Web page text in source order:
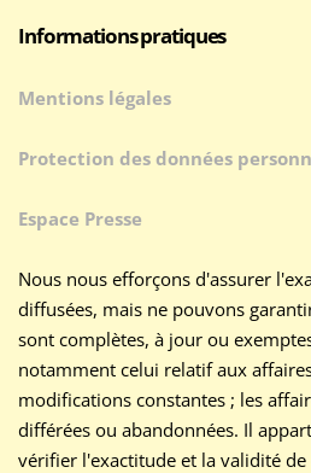
Informations pratiques
Mentions légales
Protection des données
Espace Presse
Nous nous efforçons d'assurer
diffusées, mais ne pouvons
sont complètes, à jour ou
notamment celui relatif aux
modifications constantes ; les
différées ou abandonnées. Il
vérifier l'exactitude et la validité de